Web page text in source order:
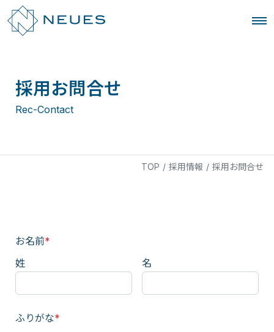
採用お問合せ
Rec-Contact
TOP / 採用情報 / 採用お問合せ
お名前*
姓
名
ふりがな*